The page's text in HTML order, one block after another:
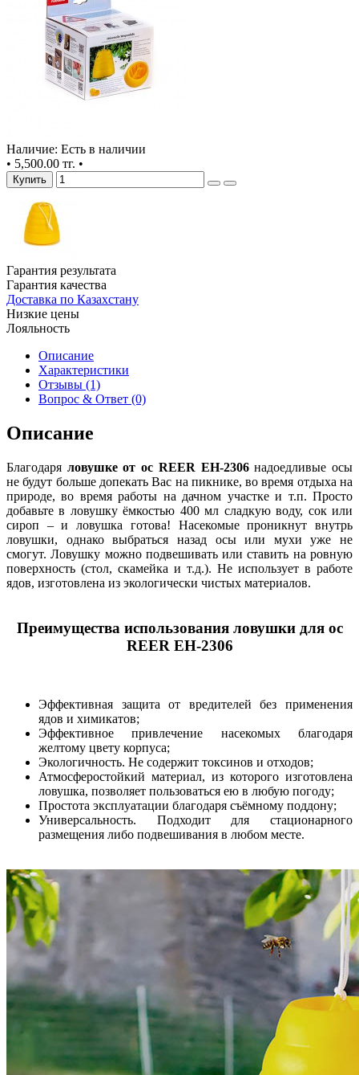
Наличие: Есть в наличии
• 5,500.00 тг. •
Купить
Гарантия результата
Гарантия качества
Доставка по Казахстану
Низкие цены
Лояльность
Описание
Характеристики
Отзывы (1)
Вопрос & Ответ (0)
Описание
Благодаря ловушке от ос REER EH-2306надоедливые осы
не будут больше допекать Вас на пикнике, во время отдыха на
природе, во время работы на дачном участке и т.п. Просто
добавьте в ловушку ёмкостью 400 мл сладкую воду, сок или
сироп – и ловушка готова! Насекомые проникнут внутрь
ловушки, однако выбраться назад осы или мухи уже не
смогут. Ловушку можно подвешивать или ставить на ровную
поверхность (стол, скамейка и т.д.). Не использует в работе
ядов, изготовлена из экологически чистых материалов.
Преимущества использования ловушки для ос
REER EH-2306
Эффективная защита от вредителей без применения
ядов и химикатов;
Эффективное привлечение насекомых благодаря
желтому цвету корпуса;
Экологичность. Не содержит токсинов и отходов;
Атмосферостойкий материал, из которого изготовлена
ловушка, позволяет пользоваться ею в любую погоду;
Простота эксплуатации благодаря съёмному поддону;
Универсальность. Подходит для стационарного
размещения либо подвешивания в любом месте.